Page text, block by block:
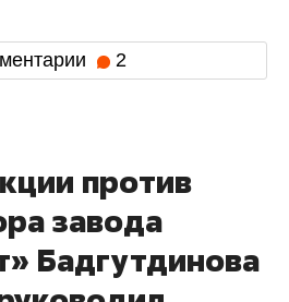
2
против
завода
Бадгутдинова